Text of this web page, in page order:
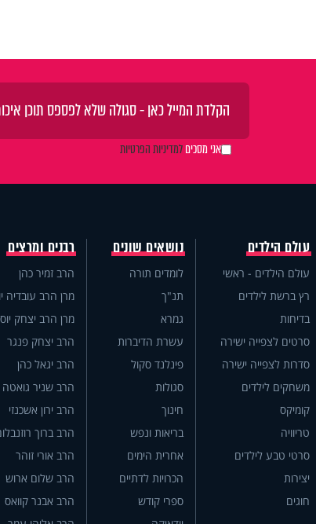
אני מסכיםלמדיניות הפרטיות
עולם הילדים
עולם הילדים - ראשי
רץ ברשת לילדים
בדיחות
סרטים לצפייה ישירה
סדרות לצפייה ישירה
משחקים לילדים
קומיקס
טריוויה
סרטי טבע לילדים
יצירות
חוגים
נושאים שונים
לומדים תורה
תנ"ך
גמרא
עשרת הדיברות
פינלנד סקול
סגולות
חינוך
בריאות ונפש
אחרית הימים
הכרויות לדתיים
ספרי קודש
רבנים ומרצים
הרב זמיר כהן
מרן הרב עובדיה
מרן הרב יצחק
הרב יצחק פנגר
הרב יגאל כהן
הרב שניר גואטה
הרב ירון אשכנזי
הרב ברוך
הרב אורי זוהר
הרב שלום ארוש
הרב אבנר קוואס